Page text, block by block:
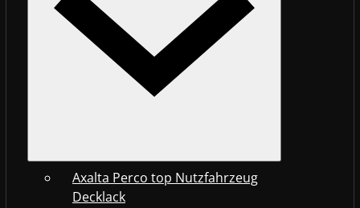
Axalta Perco top Nutzfahrzeug
Decklack